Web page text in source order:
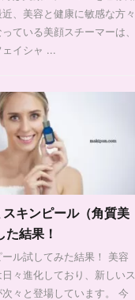
、美容と健康に敏感な方々
ている美顔スチーマーは、
イシャ ...
キンピール（角質美
結果！
ル試してみた結果！ 美容
々進化しており、新しいス
々と登場しています。 今